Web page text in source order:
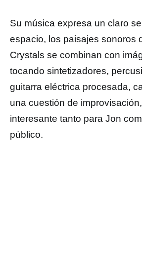
Su música expresa un claro
espacio, los paisajes sonoros
Crystals se combinan con
tocando sintetizadores,
guitarra eléctrica procesada,
una cuestión de
interesante tanto para Jon
público.